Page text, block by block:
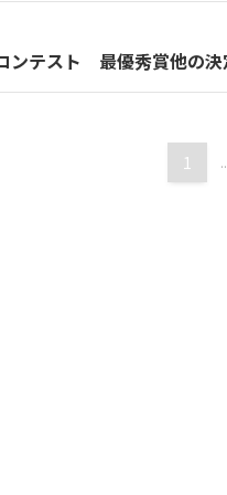
テスト 最優秀賞他の決
1